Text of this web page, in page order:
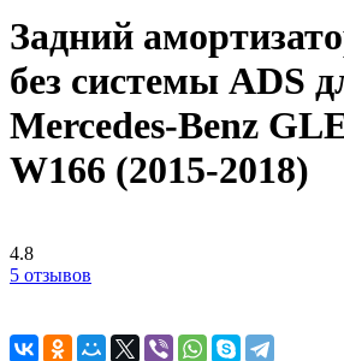
Задний
без системы ADS
Mercedes-Benz
W166 (2015-2018)
4.8
5 отзывов